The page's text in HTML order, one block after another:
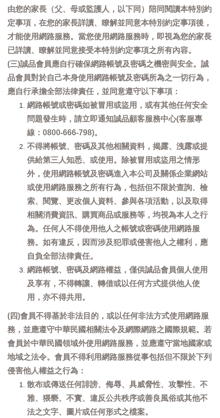
由您的家長（父、母或監護人，以下同）陪同閱讀本特別約
定事項，在您的家長詳讀、瞭解並同意本特別約定事項後，
才能使用網路服務。當您使用網路服務時，即視為您的家長
已詳讀、瞭解並同意接受本特別約定事項之所有內容。
(三)誠品會員應自行確保網路帳號及密碼之機密與安全。誠
品會員對於自己本身使用網路帳號及密碼所為之一切行為，
應自行承擔全部法律責任，並同意遵守以下事項：
網路帳號或密碼如被冒用或盜用，或有其他任何安全
問題發生時，請立即通知誠品顧客服務中心(客服專
線：0800-666-798)。
不得將帳號、密碼及其他相關資料，揭露、洩露或提
供給第三人知悉、或使用。除被冒用或盜用之情形
外，使用網路帳號及密碼進入本公司及關係企業網站
或使用網路服務之所有行為，包括但不限於查詢、檢
索、閱覽、更改個人資料、參與各項活動，以及取得
相關消費資訊、購買商品或服務等，均視為本人之行
為。任何人不得使用他人之帳號或密碼使用網路服
務。如有違反，因而涉及犯罪或侵害他人之權利，應
自負全部法律責任。
網路帳號、密碼及網路權益，僅供誠品會員個人使用
及享有，不得轉讓、轉借或以任何方式提供他人使
用，亦不得共用。
(四)會員不得基於非法目的，或以任何非法方式使用網路服
務，並應遵守中華民國相關法令及網際網路之國際規範。若
會員於中華民國領域外使用網路服務，並應遵守當地國家或
地域之法令。會員不得利用網路服務從事包括但不限於下列
侵害他人權益之行為：
散布或傳送任何誹謗、侮辱、具威脅性、攻擊性、不
雅、猥褻、不實、違反公共秩序或善良風俗或其他不
法之文字、圖片或任何形式之檔案。